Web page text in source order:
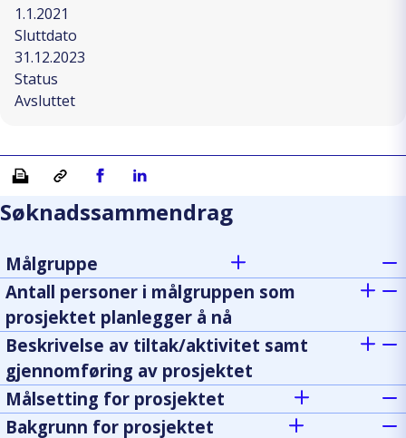
1.1.2021
Sluttdato
31.12.2023
Status
Avsluttet
Skriv ut Kopiera länkDel på Facebook
Del på Linkedin
Søknadssammendrag
Målgruppe
Antall personer i målgruppen som
prosjektet planlegger å nå
Beskrivelse av tiltak/aktivitet samt
gjennomføring av prosjektet
Målsetting for prosjektet
Bakgrunn for prosjektet